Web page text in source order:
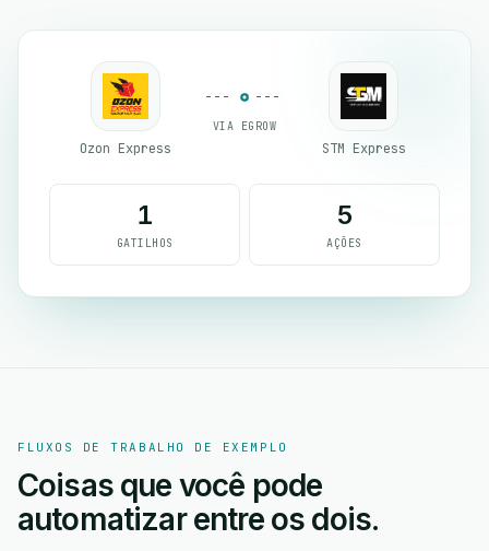
Ozon Express
VIA EGROW
STM Express
1
GATILHOS
5
AÇÕES
FLUXOS DE TRABALHO DE EXEMPLO
Coisas que você pode
automatizar entre os dois.